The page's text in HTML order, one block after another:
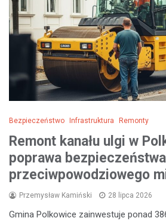
Bezpieczeństwo Infrastruktura Remonty
Remont kanału ulgi w
poprawa bezpieczeństwa
przeciwpowodziowego
Przemysław Kamiński 28 lipca 2026
Gmina Polkowice zainwestuje ponad